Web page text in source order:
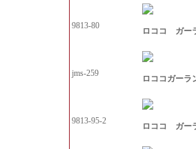
9813-80
ロココ ガー
jms-259
ロココガーラ
9813-95-2
ロココ ガー